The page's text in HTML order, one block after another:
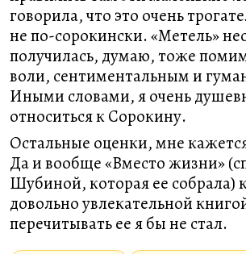
говорила, что это очень
не по-сорокински. «Метель»
получилась, думаю, тоже
воли, сентиментальным и
Иными словами, я очень
относиться к Сорокину.
Остальные оценки, мне
Да и вообще «Вместо жизни»
Шубиной, которая ее собрала)
довольно увлекательной
перечитывать ее я бы не стал.